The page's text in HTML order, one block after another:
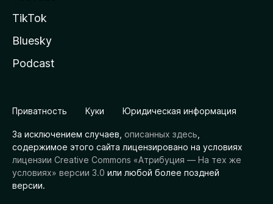
TikTok
Bluesky
Podcast
Приватность Куки Юридическая информация
За исключением случаев, описанных здесь
содержимое этого сайта лицензировано на условиях
лицензии Creative Commons «Атрибуция — На тех же
условиях» версии 3.0 или любой более поздней
версии.